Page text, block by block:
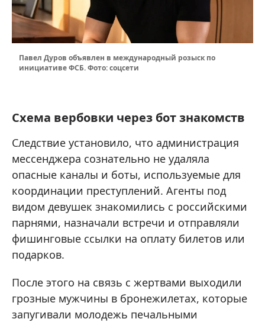
Павел Дуров объявлен в международный розыск по
инициативе ФСБ. Фото: соцсети
Схема вербовки через бот знакомств
Следствие установило, что администрация
мессенджера сознательно не удаляла
опасные каналы и боты, используемые для
координации преступлений. Агенты под
видом девушек знакомились с российскими
парнями, назначали встречи и отправляли
фишинговые ссылки на оплату билетов или
подарков.
После этого на связь с жертвами выходили
грозные мужчины в бронежилетах, которые
запугивали молодежь печальными